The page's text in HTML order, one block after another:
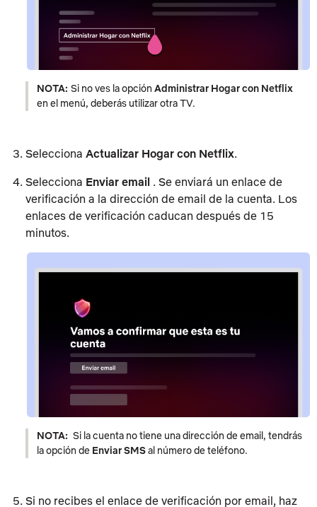
NOTA: Si no ves la opción Administrar Hogar con Netflix
en el menú, deberás utilizar otra TV.
Selecciona Actualizar Hogar con Netflix.
Selecciona Enviar email . Se enviará un enlace de
verificación a la dirección de email de la cuenta. Los
enlaces de verificación caducan después de 15
minutos.
NOTA: Si la cuenta no tiene una dirección de email, tendrás
la opción de Enviar SMSal número de teléfono.
Si no recibes el enlace de verificación por email, haz